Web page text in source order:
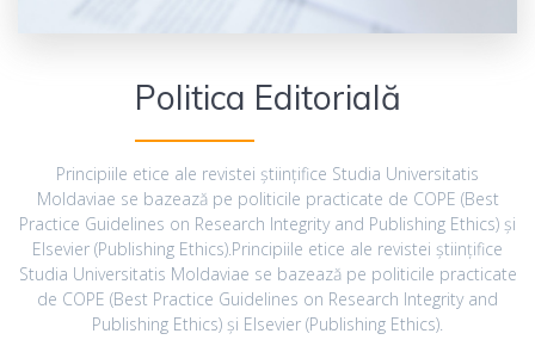
Politica Editorială
Principiile etice ale revistei științifice Studia Universitatis
Moldaviae se bazează pe politicile practicate de COPE (Best
Practice Guidelines on Research Integrity and Publishing Ethics) și
Elsevier (Publishing Ethics).Principiile etice ale revistei științifice
Studia Universitatis Moldaviae se bazează pe politicile practicate
de COPE (Best Practice Guidelines on Research Integrity and
Publishing Ethics) și Elsevier (Publishing Ethics).